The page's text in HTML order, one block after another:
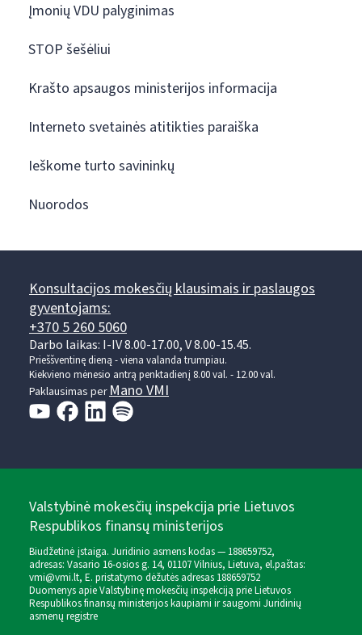
Įmonių VDU palyginimas
STOP šešėliui
Krašto apsaugos ministerijos informacija
Interneto svetainės atitikties paraiška
Ieškome turto savininkų
Nuorodos
Konsultacijos mokesčių klausimais ir paslaugos
gyventojams:
+370 5 260 5060
Darbo laikas: I-IV 8.00-17.00, V 8.00-15.45.
Prieššventinę dieną - viena valanda trumpiau.
Kiekvieno mėnesio antrą penktadienį 8.00 val. - 12.00 val.
Paklausimas perMano VMI
Valstybinė mokesčių inspekcija prie Lietuvos
Respublikos finansų ministerijos
Biudžetinė įstaiga. Juridinio asmens kodas — 188659752,
adresas: Vasario 16-osios g. 14, 01107 Vilnius, Lietuva, el.paštas:
vmi@vmi.lt, E. pristatymo dėžutės adresas 188659752
Duomenys apie Valstybinę mokesčių inspekciją prie Lietuvos
Respublikos finansų ministerijos kaupiami ir saugomi Juridinių
asmenų registre